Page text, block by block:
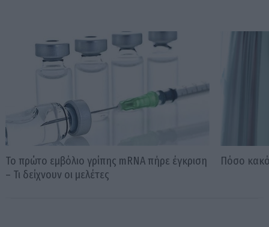
Το πρώτο εμβόλιο γρίπης mRNA πήρε έγκριση
– Τι δείχνουν οι μελέτες
Πόσο